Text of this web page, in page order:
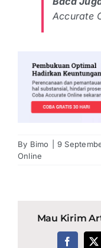
Accurate
By Bimo 9
Online
Mau Kirim
Facebook
X